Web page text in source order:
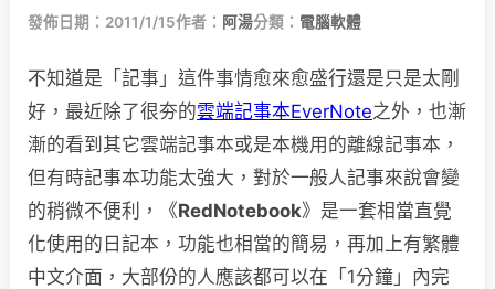
發佈日期：2011/1/15作者： 阿湯分類： 電腦軟體
不知道是「記事」這件事情愈來愈盛行還是只是太剛
好，最近除了很夯的雲端記事本EverNote之外，也漸
漸的看到其它雲端記事本或是本機用的離線記事本，
但有時記事本功能太強大，對於一般人記事來說會變
的稍微不便利，《RedNotebook》是一套相當直覺
化使用的日記本，功能也相當的簡易，再加上有繁體
中文介面，大部份的人應該都可以在「1分鐘」內完